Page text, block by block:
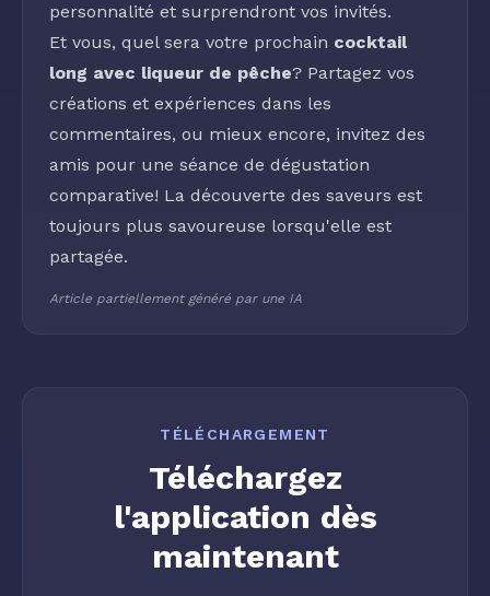
personnalité et surprendront vos invités.
Et vous, quel sera votre prochain cocktail
long avec liqueur de pêche? Partagez vos
créations et expériences dans les
commentaires, ou mieux encore, invitez des
amis pour une séance de dégustation
comparative! La découverte des saveurs est
toujours plus savoureuse lorsqu'elle est
partagée.
Article partiellement généré par une IA
TÉLÉCHARGEMENT
Téléchargez
l'application dès
maintenant